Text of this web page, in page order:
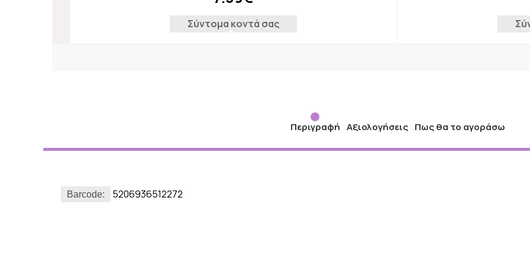
Σύντομα κοντά σας
Περιγραφή Αξιολογήσεις Πως θα το αγοράσω
Barcode: 5206936512272